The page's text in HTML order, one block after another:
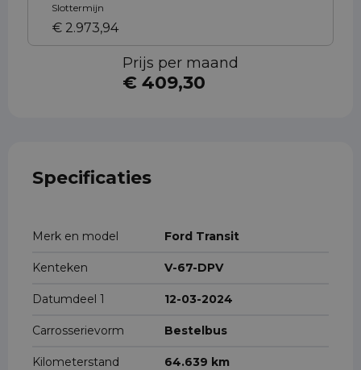
Slottermijn
Prijs per maand
€ 409,30
Specificaties
Merk en model Ford Transit
Kenteken V-67-DPV
Datumdeel 1 12-03-2024
Carrosserievorm Bestelbus
Kilometerstand 64.639 km